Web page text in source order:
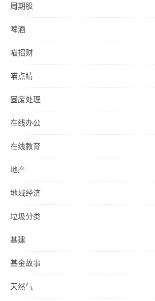
周期股
啤酒
喵招财
喵点睛
固废处理
在线办公
在线教育
地产
地域经济
垃圾分类
基建
基金故事
天然气